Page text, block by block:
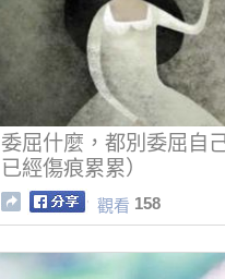
委屈什麼，都別委屈自
已經傷痕累累）
觀看 158